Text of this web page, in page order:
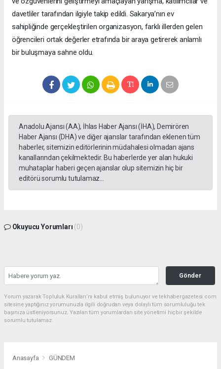
davetliler tarafından ilgiyle takip edildi. Sakarya’nın ev
sahipliğinde gerçekleştirilen organizasyon, farklı illerden gelen
öğrencileri ortak değerler etrafında bir araya getirerek anlamlı
bir buluşmaya sahne oldu.
Anadolu Ajansı (AA), İhlas Haber Ajansı (İHA), Demirören
Haber Ajansı (DHA) ve diğer ajanslar tarafından eklenen tüm
haberler, sitemizin editörlerinin müdahalesi olmadan ajans
kanallarından çekilmektedir. Bu haberlerde yer alan hukuki
muhataplar haberi geçen ajanslar olup sitemizin hiç bir
editörü sorumlu tutulamaz...
Okuyucu Yorumları (0)
Gönder
Yorum yazarak Topluluk Kuralları’nı kabul etmiş bulunuyor ve tekhabergazetesi.com
sitesine yaptığınız yorumunuzla ilgili doğrudan veya dolaylı tüm sorumluluğu tek
başınıza üstleniyorsunuz. Yazılan tüm yorumlardan site yönetimi hiçbir şekilde
sorumlu tutulamaz.
Anasayfa GÜNDEM